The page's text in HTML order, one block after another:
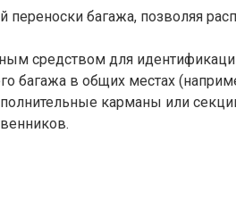
багажа, позволяя
средством для
багажа в общих местах
карманы или